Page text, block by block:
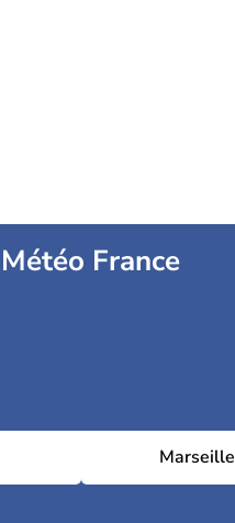
Météo France
Marseille